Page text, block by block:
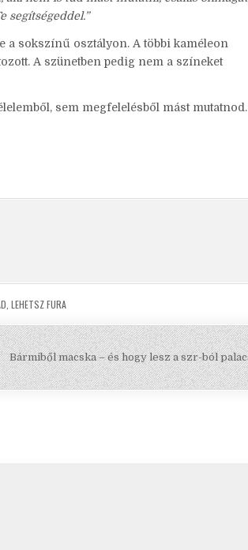
segítségeddel.”
a sokszínű osztályon. A többi kaméleon
A szünetben pedig nem a színeket
sem megfelelésből mást
LEHETSZ FURA
Bármiből macska – és hogy lesz a szr-ból